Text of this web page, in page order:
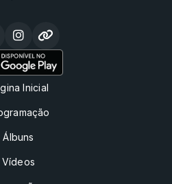
Inicial
Álbuns
Vídeos